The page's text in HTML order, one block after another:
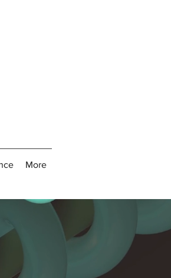
More